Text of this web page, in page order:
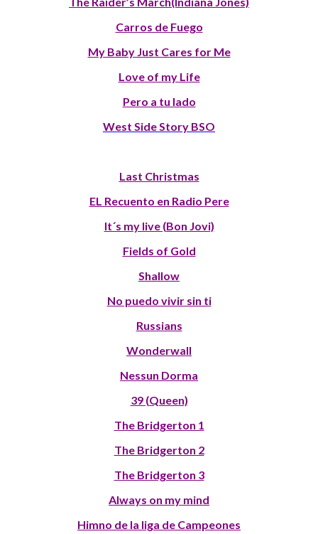
Carros de Fuego
My Baby Just Cares for Me
Love of my Life
Pero a tu lado
West Side Story BSO
Last Christmas
EL Recuento en Radio Pere
It´s my live (Bon Jovi)
Fields of Gold
Shallow
No puedo vivir sin ti
Russians
Wonderwall
Nessun Dorma
39 (Queen)
The Bridgerton 1
The Bridgerton 2
The Bridgerton 3
Always on my mind
Himno de la liga de Campeones